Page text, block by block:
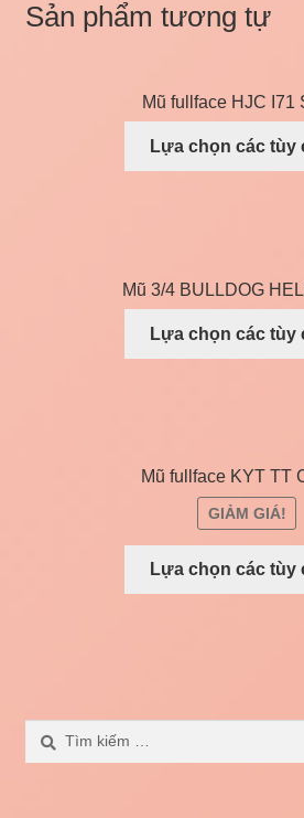
Sản phẩm tương tự
Mũ fullface HJC I71
Lựa chọn các tùy
Mũ 3/4 BULLDOG
Lựa chọn các tùy
Mũ fullface KYT TT
GIẢM GIÁ!
Lựa chọn các tùy
kiếm